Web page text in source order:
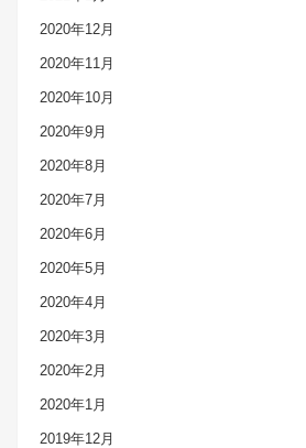
2020年12月
2020年11月
2020年10月
2020年9月
2020年8月
2020年7月
2020年6月
2020年5月
2020年4月
2020年3月
2020年2月
2020年1月
2019年12月